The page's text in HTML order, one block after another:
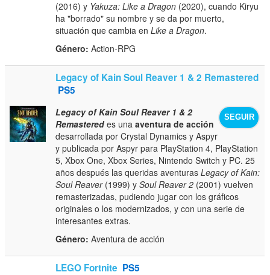
(2016) y Yakuza: Like a Dragon (2020), cuando Kiryu
ha "borrado" su nombre y se da por muerto,
situación que cambia enLike a Dragon.
Género: Action-RPG
Legacy of Kain Soul Reaver 1 & 2 Remastered
PS5
SEGUIR
Legacy of Kain Soul Reaver 1 & 2
Remasteredes unaaventura de acción
desarrollada por Crystal Dynamics y Aspyr
y publicada por Aspyr para PlayStation 4, PlayStation
5, Xbox One, Xbox Series, Nintendo Switch y PC. 25
años después las queridas aventurasLegacy of Kain:
Soul Reaver(1999) ySoul Reaver 2 (2001) vuelven
remasterizadas, pudiendo jugar con los gráficos
originales o los modernizados, y con una serie de
interesantes extras.
Género: Aventura de acción
LEGO Fortnite PS5